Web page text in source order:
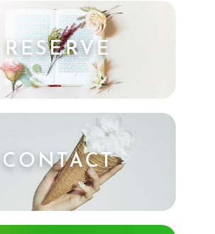
RESERVE
CONTACT